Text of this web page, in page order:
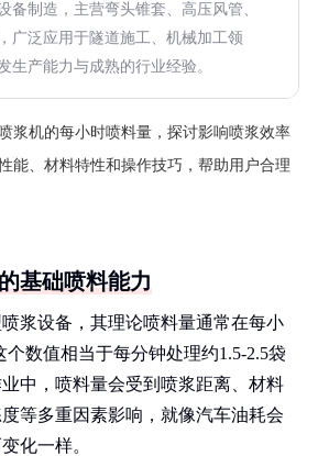
备制造，主营弯头锥套、高压风管、
广泛应用于隧道施工、机械加工领
生产能力与成熟的行业经验。
浆机的每小时喷料量，探讨影响喷浆效率
能、材料特性和操作技巧，帮助用户合理
基础喷料能力
浆设备，其理论喷料量通常在每小
个数值相当于每分钟处理约1.5-2.5袋
中，喷料量会受到喷浆距离、材料
等多重因素影响，就像汽车油耗会
化一样。